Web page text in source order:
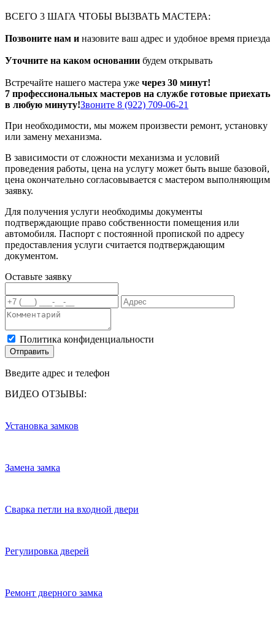
ВСЕГО 3 ШАГА ЧТОБЫ ВЫЗВАТЬ МАСТЕРА:
Позвоните нам и назовите ваш адрес и удобное время приезда
Уточните на каком основании будем открывать
Встречайте нашего мастера уже через 30 минут!
7 профессиональных мастеров на службе готовые приехать
в любую минуту!Звоните 8 (922) 709-06-21
При необходимости, мы можем произвести ремонт, установку
или замену механизма.
В зависимости от сложности механизма и условий
проведения работы, цена на услугу может быть выше базовой,
цена окончательно согласовывается с мастером выполняющим
заявку.
Для получения услуги необходимы документы
подтверждающие право собственности помещения или
автомобиля. Паспорт с постоянной пропиской по адресу
предоставления услуги считается подтверждающим
документом.
Оставьте заявку
Политика конфиденциальности
Отправить
Введите адрес и телефон
ВИДЕО ОТЗЫВЫ:
Установка замков
Замена замка
Сварка петли на входной двери
Регулировка дверей
Ремонт дверного замка